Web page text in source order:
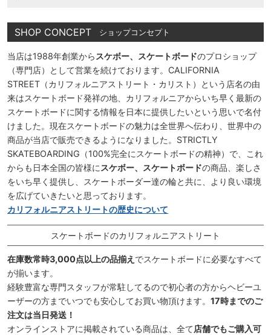
SHOP CONCEPT ショップコンセプト
当店は1988年創業から スケボー、スケートボードのプロショップ
（専門店）として営業を続けております。CALIFORNIA
STREET（カリフォルニアストリート・カリスト）という店名の由
来はスケートボード発祥の地、カリフォルニアからいち早く最新の
スケートボードに関する情報を日本に提供したいという思いで名付
けました。現在スケートボードの魅力は全世界へ伝わり、世界中の
商品が当店で販売できるようになりました。STRICTLY
SKATEBOARDING（100%完全にスケートボードの精神）で、これ
からも日本全国の皆様に スケボー、スケートボードの商品、楽しさ
をいち早く提供し、スケートボーダー達の輪と共に、より良い環境
を広げていきたいと思っております。
カリフォルニアストリートの歴史について
スケートボードのカリフォルニアストリート
在庫数常時3,000点以上の品揃え でスケートボードに必要なすべて
が揃います。
経験豊富な専門スタッフが常駐してるので初心者の方からヘビーユ
ーザーの方までいつでも安心してお買い物頂けます。 17時までのご
注文は当日発送！
オンラインストアに掲載されている商品は、全て店舗でもご購入可